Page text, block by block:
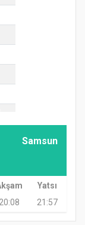
Samsun
Yatsı
21:57